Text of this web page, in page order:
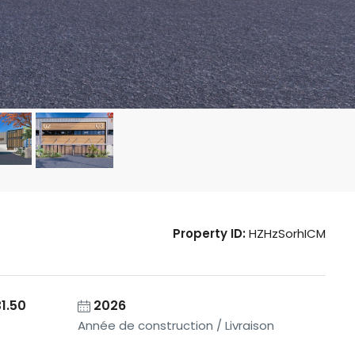
Property ID:HZHzSorhICM
2026
Année de construction / Livraison